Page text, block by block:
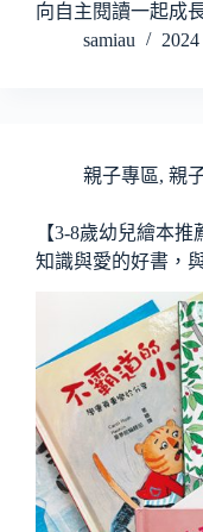
向自主閱讀一起成長
samiau
親子專區, 親
【3-8歲幼兒繪本
知識與愛的好書，